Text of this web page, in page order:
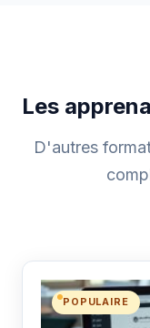
Les
D'autres
POPULAIRE